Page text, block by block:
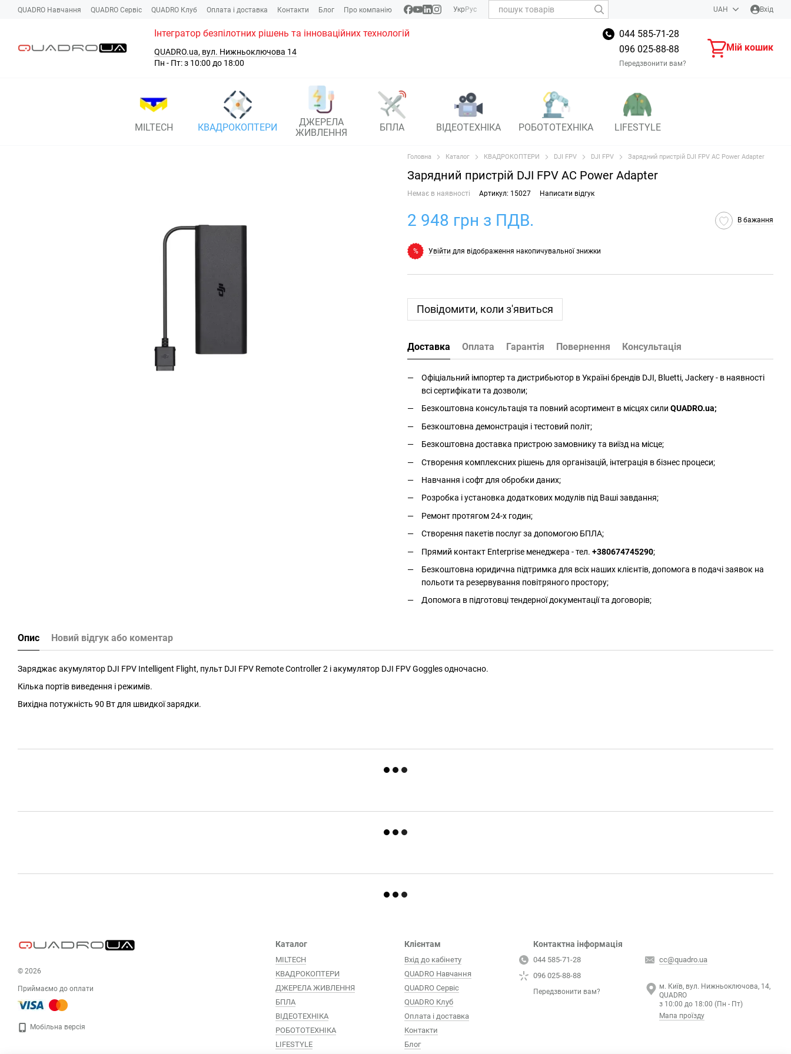
Перейти до основного контенту
QUADRO Навчання QUADRO Сервіc QUADRO Клуб Оплата і доставка Контакти Блог Про компанію Укр Рус UAH Вхід
Інтегратор безпілотних рішень та інноваційних технологій
QUADRO.ua, вул. Нижньоключова 14
Пн - Пт: з 10:00 до 18:00
044 585-71-28
096 025-88-88
Передзвонити вам?
Мій кошик
MILTECH КВАДРОКОПТЕРИ
ДЖЕРЕЛА
ЖИВЛЕННЯ
БПЛА ВІДЕОТЕХНІКА РОБОТОТЕХНІКА LIFESTYLE
Головна Каталог КВАДРОКОПТЕРИ DJI FPV DJI FPV Зарядний пристрій DJI FPV AC Power Adapter
Зарядний пристрій DJI FPV AC Power Adapter
Немає в наявності Артикул: 15027 Написати відгук
2 948 грн з ПДВ. В бажання
% Увійти для відображення накопичувальної знижки
Повідомити, коли з'явиться
Доставка Оплата Гарантія Повернення Консультація
Офіціальний імпортер та дистрибьютор в Україні брендів DJI, Bluetti, Jackery - в наявності
всі сертифікати та дозволи;
Безкоштовна консультація та повний асортимент в місцях сили QUADRO.ua;
Безкоштовна демонстрація і тестовий політ;
Безкоштовна доставка пристрою замовнику та виїзд на місце;
Створення комплексних рішень для організацій, інтеграція в бізнес процеси;
Навчання і софт для обробки даних;
Розробка і установка додаткових модулів під Ваші завдання;
Ремонт протягом 24-х годин;
Створення пакетів послуг за допомогою БПЛА;
Прямий контакт Enterprise менеджера - тел. +380674745290;
Безкоштовна юридична підтримка для всіх наших клієнтів, допомога в подачі заявок на
польоти та резервування повітряного простору;
Допомога в підготовці тендерної документації та договорів;
Опис Новий відгук або коментар
Заряджає акумулятор DJI FPV Intelligent Flight, пульт DJI FPV Remote Controller 2 і акумулятор DJI FPV Goggles одночасно.
Кілька портів виведення і режимів.
Вихідна потужність 90 Вт для швидкої зарядки.
© 2026
Приймаємо до оплати
Мобільна версія
Каталог
MILTECH
КВАДРОКОПТЕРИ
ДЖЕРЕЛА ЖИВЛЕННЯ
БПЛА
ВІДЕОТЕХНІКА
РОБОТОТЕХНІКА
LIFESTYLE
Клієнтам
Вхід до кабінету
QUADRO Навчання
QUADRO Сервіc
QUADRO Клуб
Оплата і доставка
Контакти
Блог
Контактна інформація
044 585-71-28
096 025-88-88
Передзвонити вам?
cc@quadro.ua
м. Київ, вул. Нижньоключова, 14,
QUADRO
з 10:00 до 18:00 (Пн - Пт)
Мапа проїзду